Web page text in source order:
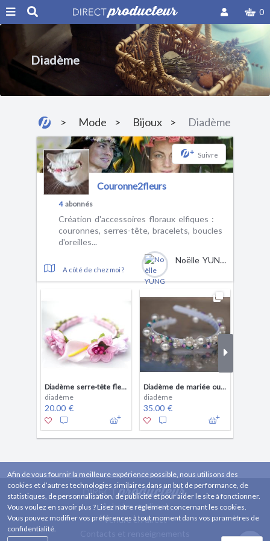
0
Diadème
Mode Bijoux Diadème
+ Suivre
Couronne2fleurs
4abonnés
Création d'accessoires floraux elfiques :
couronnes, serres-tête, bracelets, boucles
d'oreilles...
A côté de chez moi ?
Noëlle YUNG
Diadème serre-tête fleuri couronne de fleurs shabby chic
diadème
20.00 €
Diadème de mariée ou de demoiselle d'honneur blanc et arc en ciel
diadème
35.00 €
Acheter en direct
Vendre en direct
Afin de vous fournir la meilleure expérience possible, nous utilisons des
cookies et d’autres technologies similaires dans un but de performance, de
statistiques, de personnalisation, de publicité et pour aider le site à fonctionner.
Vous voulez en savoir plus ? Lisez notre règlement concernant les cookies.
Vous pouvez modifier vos préférences à tout moment dans vos paramètres de
confidentialité.